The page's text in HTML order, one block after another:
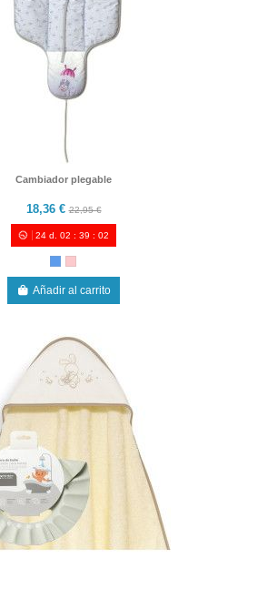
Cambiador plegable
18,36 €22,95 €
24 d. 02 :39 :00
Añadir al carrito